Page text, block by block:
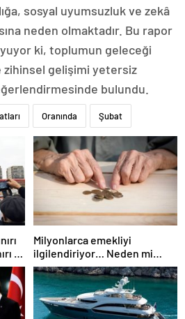
sosyal uyumsuzluk ve zekâ
neden olmaktadır. Bu rapor
ki, toplumun geleceği
zihinsel gelişimi yetersiz
bulundu.
Oranında Şubat
57
Milyonlarca emekliyi
ilgilendiriyor… Neden mi
düşük maaş alıyorsunuz?
Uzmanlar anlattı